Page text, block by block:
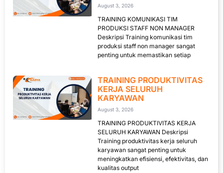
August 3, 2026
TRAINING KOMUNIKASI TIM
PRODUKSI STAFF NON MANAGER
Deskripsi Training komunikasi tim
produksi staff non manager sangat
penting untuk memastikan setiap
TRAINING PRODUKTIVITAS
KERJA SELURUH
KARYAWAN
August 3, 2026
TRAINING PRODUKTIVITAS KERJA
SELURUH KARYAWAN Deskripsi
Training produktivitas kerja seluruh
karyawan sangat penting untuk
meningkatkan efisiensi, efektivitas, dan
kualitas output